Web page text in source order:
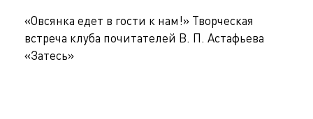
«Овсянка едет в гости к нам!» Творческая
встреча клуба почитателей В. П. Астафьева
«Затесь»